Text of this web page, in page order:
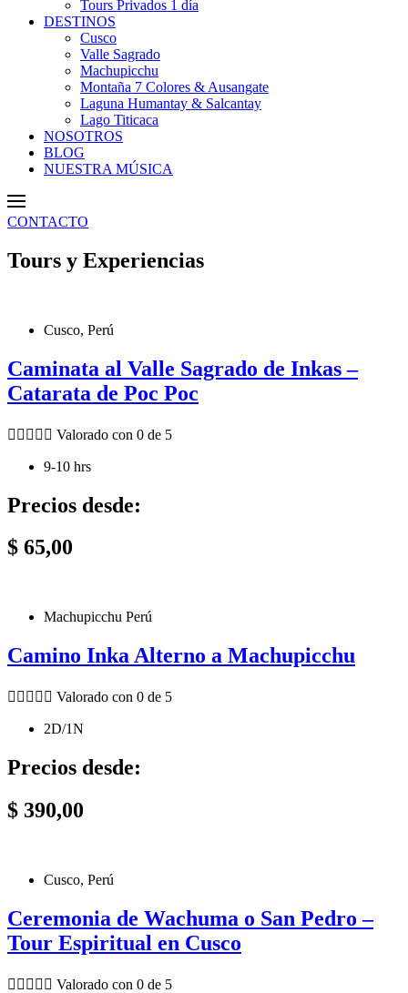
Tours Privados 1 día
DESTINOS
Cusco
Valle Sagrado
Machupicchu
Montaña 7 Colores & Ausangate
Laguna Humantay & Salcantay
Lago Titicaca
NOSOTROS
BLOG
NUESTRA MÚSICA
CONTACTO
Tours y Experiencias
Cusco, Perú
Caminata al Valle Sagrado de Inkas –
Catarata de Poc Poc
     Valorado con 0 de 5
9-10 hrs
Precios desde:
$ 65,00
Machupicchu Perú
Camino Inka Alterno a Machupicchu
     Valorado con 0 de 5
2D/1N
Precios desde:
$ 390,00
Cusco, Perú
Ceremonia de Wachuma o San Pedro –
Tour Espiritual en Cusco
     Valorado con 0 de 5